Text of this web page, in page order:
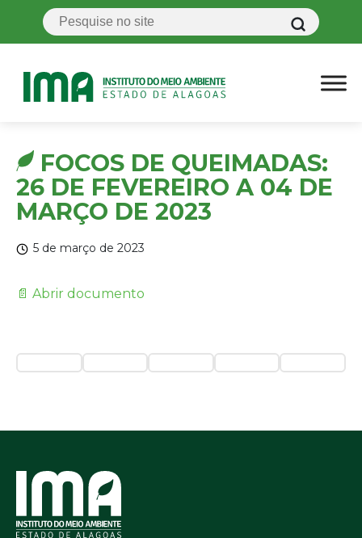
FOCOS DE QUEIMADAS:
26 DE FEVEREIRO A 04 DE
MARÇO DE 2023
5 de março de 2023
📄 Abrir documento